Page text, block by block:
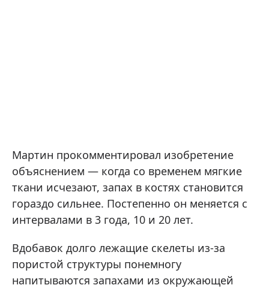
Мартин прокомментировал изобретение
объяснением — когда со временем мягкие
ткани исчезают, запах в костях становится
гораздо сильнее. Постепенно он меняется с
интервалами в 3 года, 10 и 20 лет.
Вдобавок долго лежащие скелеты из-за
пористой структуры понемногу
напитываются запахами из окружающей